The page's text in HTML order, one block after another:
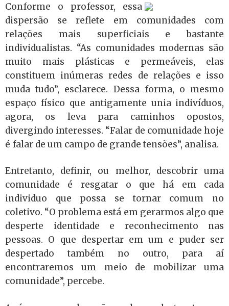
Conforme o professor, essa
dispersão se reflete em comunidades com
relações mais superficiais e bastante
individualistas. “As comunidades modernas são
muito mais plásticas e permeáveis, elas
constituem inúmeras redes de relações e isso
muda tudo”, esclarece. Dessa forma, o mesmo
espaço físico que antigamente unia indivíduos,
agora, os leva para caminhos opostos,
divergindo interesses. “Falar de comunidade hoje
é falar de um campo de grande tensões”, analisa.
Entretanto, definir, ou melhor, descobrir uma
comunidade é resgatar o que há em cada
individuo que possa se tornar comum no
coletivo. “O problema está em gerarmos algo que
desperte identidade e reconhecimento nas
pessoas. O que despertar em um e puder ser
despertado também no outro, para aí
encontraremos um meio de mobilizar uma
comunidade”, percebe.